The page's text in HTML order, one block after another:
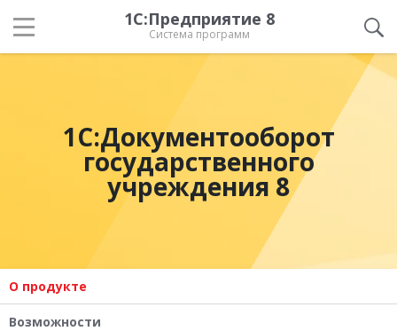
1С:Предприятие 8
Система программ
1С:Документооборот
государственного
учреждения 8
О продукте
Возможности